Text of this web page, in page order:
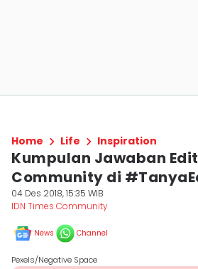
Home Life Inspiration
Kumpulan Jawaban
Community di
04 Des 2018, 15:35 WIB
IDN Times Community
News Channel
Pexels/Negative Space